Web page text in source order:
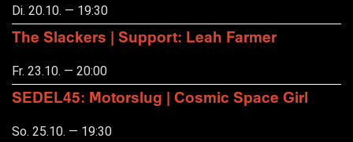
Di. 20.10. — 19:30
The Slackers | Support: Leah Farmer
Fr. 23.10. — 20:00
SEDEL45: Motorslug | Cosmic Space Girl
So. 25.10. — 19:30